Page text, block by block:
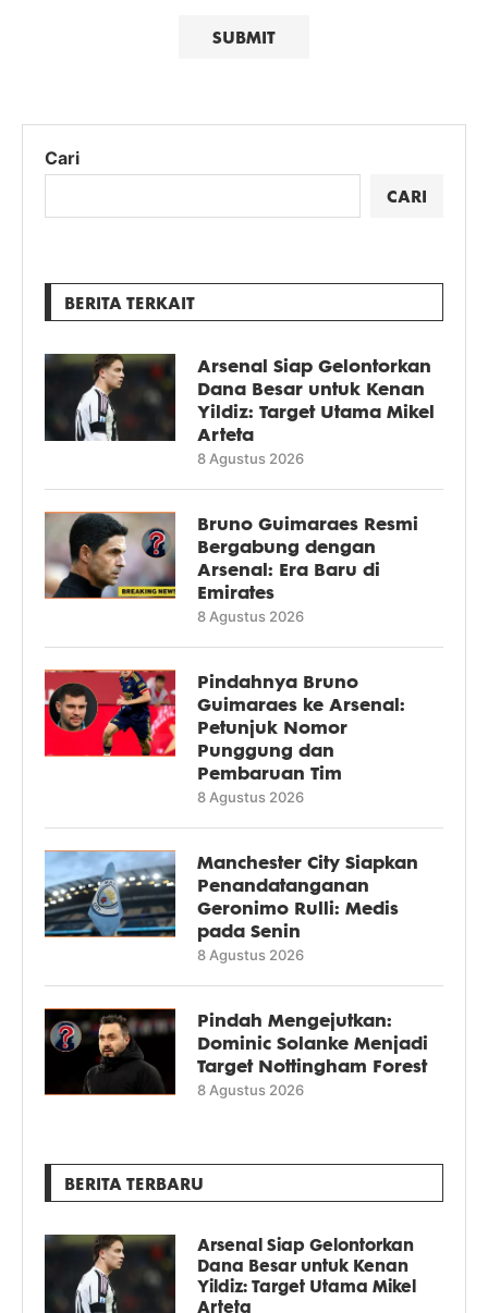
Cari
CARI
BERITA TERKAIT
Arsenal Siap Gelontorkan
Dana Besar untuk Kenan
Yildiz: Target Utama Mikel
Arteta
8 Agustus 2026
Bruno Guimaraes Resmi
Bergabung dengan
Arsenal: Era Baru di
Emirates
8 Agustus 2026
Pindahnya Bruno
Guimaraes ke Arsenal:
Petunjuk Nomor
Punggung dan
Pembaruan Tim
8 Agustus 2026
Manchester City Siapkan
Penandatanganan
Geronimo Rulli: Medis
pada Senin
8 Agustus 2026
Pindah Mengejutkan:
Dominic Solanke Menjadi
Target Nottingham Forest
8 Agustus 2026
BERITA TERBARU
Arsenal Siap Gelontorkan
Dana Besar untuk Kenan
Yildiz: Target Utama Mikel
Arteta